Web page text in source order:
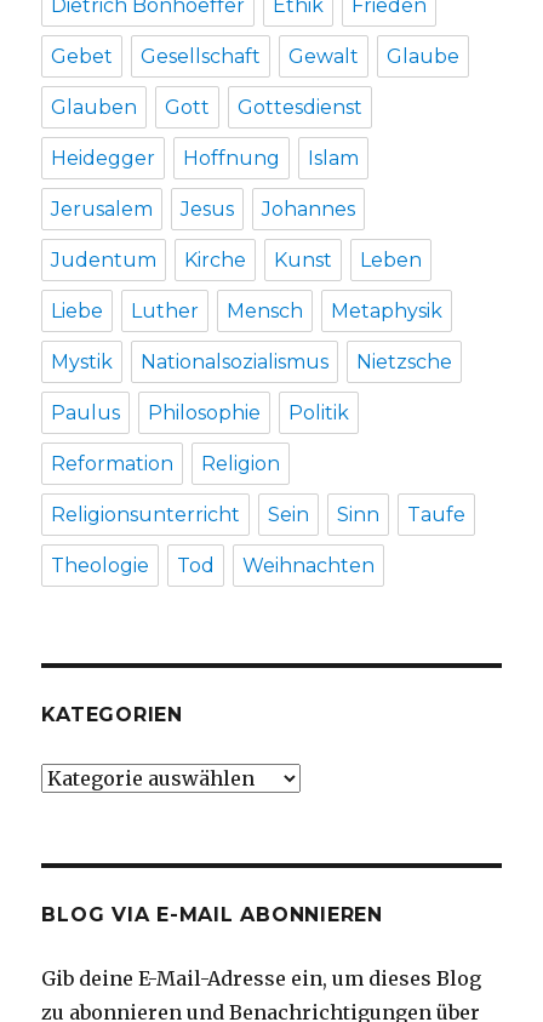
Dietrich Bonhoeffer Ethik Frieden
Gebet Gesellschaft Gewalt Glaube
Glauben Gott Gottesdienst
Heidegger Hoffnung Islam
Jerusalem Jesus Johannes
Judentum Kirche Kunst Leben
Liebe Luther Mensch Metaphysik
Mystik Nationalsozialismus Nietzsche
Paulus Philosophie Politik
Reformation Religion
Religionsunterricht Sein Sinn Taufe
Theologie Tod Weihnachten
KATEGORIEN
Kategorien
BLOG VIA E-MAIL ABONNIEREN
Gib deine E-Mail-Adresse ein, um dieses Blog
zu abonnieren und Benachrichtigungen über